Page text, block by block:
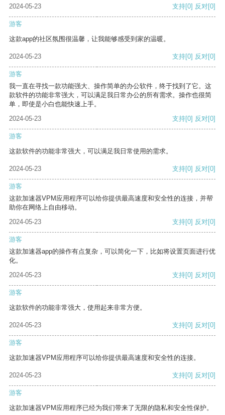
2024-05-23
支持[0] 反对[0]
游客
这款app的社区氛围很温馨，让我能够感受到家的温暖。
2024-05-23 支持[0] 反对[0]
游客
我一直在寻找一款功能强大、操作简单的办公软件，终于找到了它。这
款软件的功能非常强大，可以满足我日常办公的所有需求。操作也很简
单，即使是小白也能快速上手。
2024-05-23
支持[0] 反对[0]
游客
这款软件的功能非常强大，可以满足我日常使用的需求。
2024-05-23 支持[0] 反对[0]
游客
这款加速器VPM应用程序可以给你提供最高速度和安全性的连接，并帮
助你在网络上自由移动。
2024-05-23
支持[0] 反对[0]
游客
这款加速器app的操作有点复杂，可以简化一下，比如将设置页面进行优
化。
2024-05-23
支持[0] 反对[0]
游客
这款软件的功能非常强大，使用起来非常方便。
2024-05-23 支持[0] 反对[0]
游客
这款加速器VPM应用程序可以给你提供最高速度和安全性的连接。
2024-05-23 支持[0] 反对[0]
游客
这款加速器VPM应用程序已经为我们带来了无限的隐私和安全性保护。